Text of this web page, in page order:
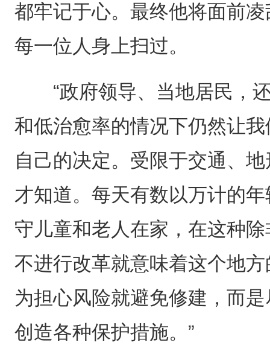
都牢记于心。最终他将面前
每一位人身上扫过。
“政府领导、当地居民，还
和低治愈率的情况下仍然让
自己的决定。受限于交通、
才知道。每天有数以万计的
守儿童和老人在家，在这种
不进行改革就意味着这个地
为担心风险就避免修建，而
创造各种保护措施。”